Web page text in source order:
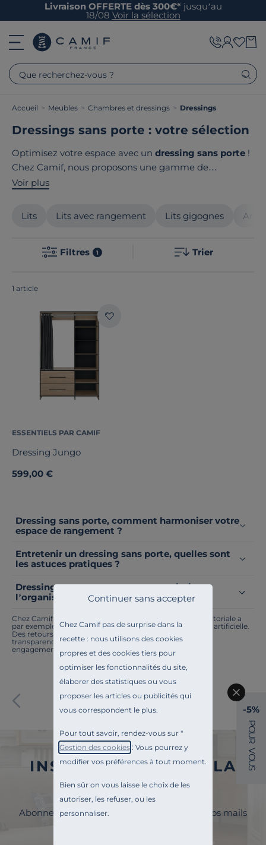
Chez Camif pas de surprise dans la
recette : nous utilisons des cookies
propres et des cookies tiers pour
optimiser les fonctionnalités du site,
élaborer des statistiques ou vous
proposer les articles ou publicités qui
vous correspondent le plus.
Pour tout savoir, rendez-vous sur "
Gestion des cookies". Vous pourrez y
modifier vos préférences à tout moment.
Bien sûr on vous laisse le choix de les
autoriser, les refuser, ou les
personnaliser.
Continuer sans accepter
Livraison OFFERTE dès 300€* jusqu’au
18/08 Voir la sélection
Que recherchez-vous ?
Accueil > Meubles > Chambres et dressings > Dressings
Dressings sans porte : votre sélection
Optimisez votre espace avec un dressing sans porte !
Chez Camif, nous proposons une gamme de
dressings ouverts
s'adapter parfaitement à vos
besoins de rangement
Profitez d’un espace ordonné où les vêtements et
produits ont un point commun : ils sont tousfabriqués
Voir plus
Lits Lits avec rangement Lits gigognes
Filtres 1 Trier
1 article
ESSENTIELS PAR CAMIF
Dressing Jungo
599,00 €
Dressing sans porte, comment harmoniser votre
espace de rangement ?
Entretenir un dressing sans porte, quelles sont
les astuces pratiques ?
Dressing sans porte, comment optimiser
l’organisation ?
Chez Camif, on innove en permanence. Notre équipe éditoriale a
par exemple généré cette page à l'aide d'une intelligence artificielle.
Des retours ? Nous sommes à l'écoute. Tout comme la
transparence, l'amélioration continue fait partie de nos
engagements.
Hauteur
Type de porte 1
Aménagement intérieur
Certifications et labels
Paiement sécurisé
INSCRIVEZ-VOUS À LA
NEWSLETTER
Abonnez-vous à la newsletter et surveillez vos mails
-5%
P
O
U
R
V
O
U
S